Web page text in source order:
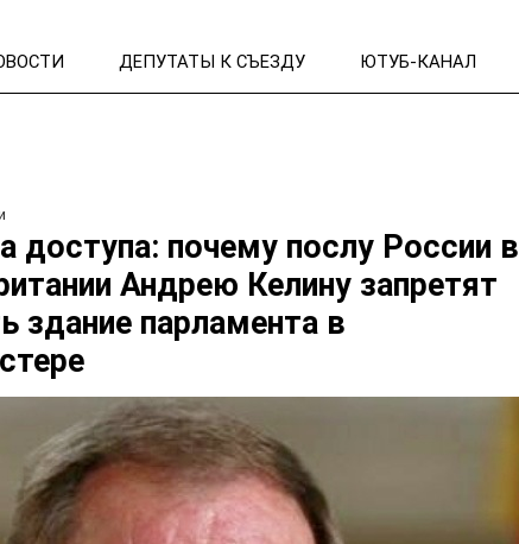
ДЕПУТАТЫ К СЪЕЗДУ ЮТУБ-КАНАЛ
доступа: почему послу России в
Андрею Келину запретят
здание парламента в